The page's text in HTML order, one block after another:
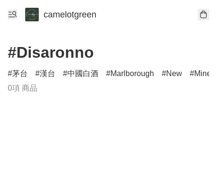
camelotgreen
#Disaronno
茅台 漢台 中國白酒 Marlborough New
0項 商品